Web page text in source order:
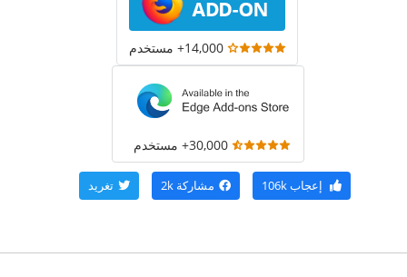
14,000+ مستخدم
30,000+ مستخدم
إعجاب106k مشاركة 2k تغريد